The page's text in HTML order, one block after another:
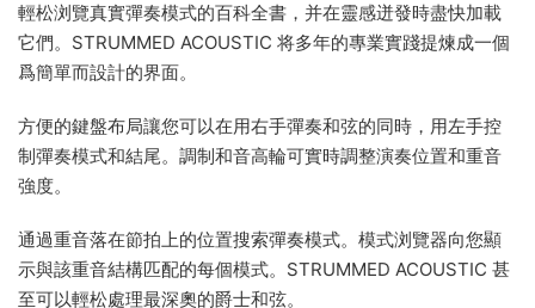
輕松浏覽真實彈奏模式的百科全書，并在靈感迸發時盡快加載
它們。STRUMMED ACOUSTIC 将多年的專業實踐提煉成一個
爲簡單而設計的界面。
方便的鍵盤布局讓您可以在用右手彈奏和弦的同時，用左手控
制彈奏模式和結尾。調制和音高輪可實時調整演奏位置和重音
強度。
通過重音落在節拍上的位置搜索彈奏模式。模式浏覽器向您顯
示與該重音結構匹配的每個模式。STRUMMED ACOUSTIC 甚
至可以輕松處理最深奧的爵士和弦。